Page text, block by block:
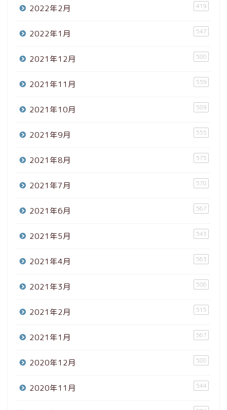
2022年2月 419
2022年1月 547
2021年12月 580
2021年11月 559
2021年10月 589
2021年9月 555
2021年8月 575
2021年7月 570
2021年6月 567
2021年5月 543
2021年4月 563
2021年3月 586
2021年2月 515
2021年1月 567
2020年12月 580
2020年11月 544